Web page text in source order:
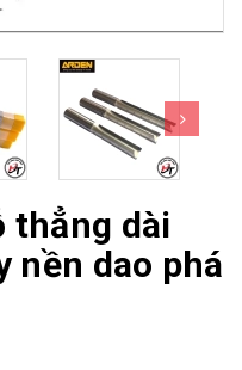
thẳng dài
nền dao phá